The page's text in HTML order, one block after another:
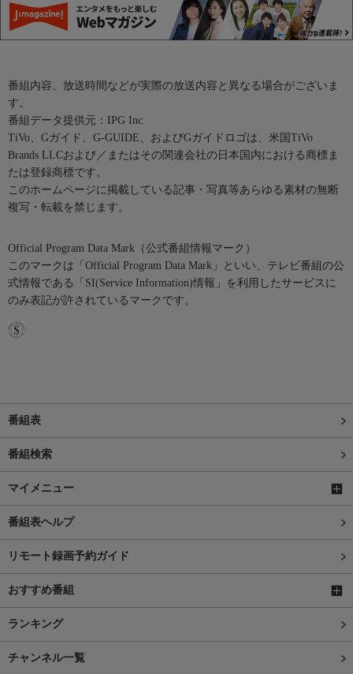
番組内容、放送時間などが実際の放送内容と異なる場合がございま
す。
番組データ提供元：IPG Inc.
TiVo、Gガイド、G-GUIDE、およびGガイドロゴは、米国TiVo
Brands LLCおよび／またはその関連会社の日本国内における商標ま
たは登録商標です。
このホームページに掲載している記事・写真等あらゆる素材の無断
複写・転載を禁じます。
Official Program Data Mark（公式番組情報マーク）
このマークは「Official Program Data Mark」といい、テレビ番組の公
式情報である「SI(Service Information)情報」を利用したサービスに
のみ表記が許されているマークです。
番組表
番組検索
マイメニュー
番組表ヘルプ
リモート録画予約ガイド
おすすめ番組
ランキング
チャンネル一覧